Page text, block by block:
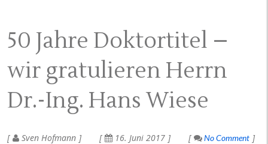
50 Jahre Doktortitel –
wir gratulieren Herrn
Dr.-Ing. Hans Wiese
Sven Hofmann 16. Juni 2017
No Comment